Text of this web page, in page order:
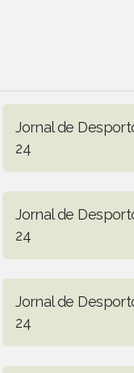
Jornal de
24
Jornal de
24
Jornal de
24